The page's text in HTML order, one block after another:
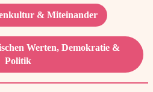
& Miteinander
Werten, Demokratie &
Politik